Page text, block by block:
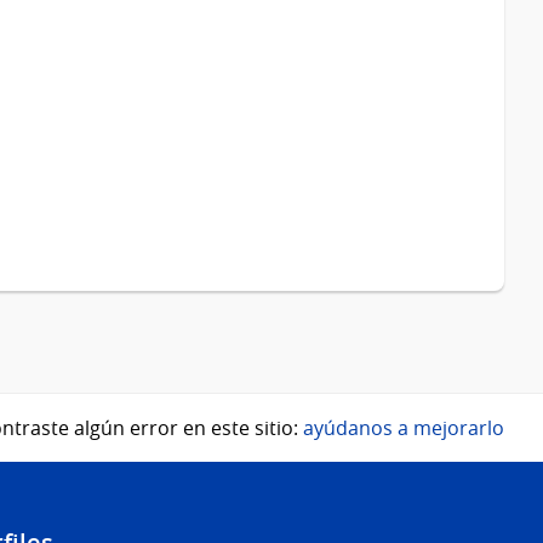
algún error en este sitio: ayúdanos a mejorarlo